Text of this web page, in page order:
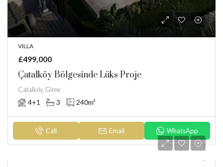
VILLA
£499,000
Çatalköy Bölgesinde Lüks Proje
Çatalköy, Girne
4+1 3 240m²
Call Email WhatsApp